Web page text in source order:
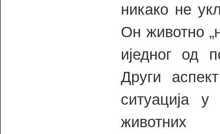
никако не
Он животно
иједног од
Други
ситуација
животних